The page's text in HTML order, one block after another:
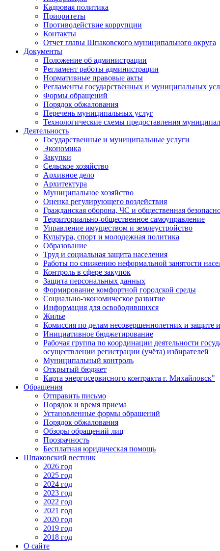
Кадровая политика
Приоритеты
Противодействие коррупции
Контакты
Отчет главы Шпаковского муниципального округа
Документы
Положение об администрации
Регламент работы администрации
Нормативные правовые акты
Регламенты государственных и муниципальных
Формы обращений
Порядок обжалования
Перечень муниципальных услуг
Технологические схемы предоставления
Деятельность
Государственные и муниципальные услуги
Экономика
Закупки
Сельское хозяйство
Архивное дело
Архитектура
Муниципальное хозяйство
Оценка регулирующего воздействия
Гражданская оборона, ЧС и общественная
Территориально-общественное самоуправление
Управление имуществом и землеустройство
Культура, спорт и молодежная политика
Образование
Труд и социальная защита населения
Работы по снижению неформальной занятости
Контроль в сфере закупок
Защита персональных данных
Формирование комфортной городской среды
Социально-экономическое развитие
Информация для освободившихся
Жилье
Комиссия по делам несовершеннолетних и защите
Инициативное бюджетирование
Рабочая группа по координации деятельности
осуществлении регистрации (учёта) избирателей
Муниципальный контроль
Открытый бюджет
Карта энергосервисного контракта г. Михайловск"
Обращения
Отправить письмо
Порядок и время приема
Установленные формы обращений
Порядок обжалования
Обзоры обращений лиц
Прозрачность
Бесплатная юридическая помощь
Шпаковский вестник
2026 год
2025 год
2024 год
2023 год
2022 год
2021 год
2020 год
2019 год
2018 год
О сайте